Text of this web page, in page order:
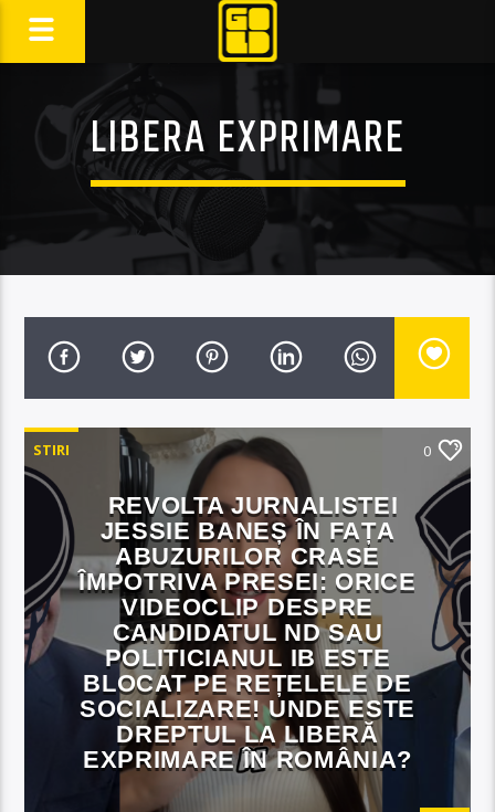
LIBERA EXPRIMARE
STIRI 0
REVOLTA JURNALISTEI
JESSIE BANEȘ ÎN FAȚA
ABUZURILOR CRASE
ÎMPOTRIVA PRESEI: ORICE
VIDEOCLIP DESPRE
CANDIDATUL ND SAU
POLITICIANUL IB ESTE
BLOCAT PE REȚELELE DE
SOCIALIZARE! UNDE ESTE
DREPTUL LA LIBERĂ
EXPRIMARE ÎN ROMÂNIA?